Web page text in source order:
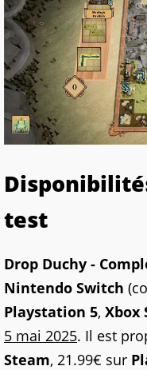
test
Drop Duchy -
Nintendo Switch
Playstation 5, Xbox
5 mai 2025. Il est
Steam, 21.99€ sur